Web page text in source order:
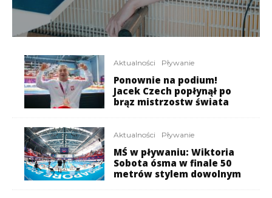
Aktualności Pływanie
Ponownie na podium!
Jacek Czech popłynął po
brąz mistrzostw świata
Aktualności Pływanie
MŚ w pływaniu: Wiktoria
Sobota ósma w finale 50
metrów stylem dowolnym